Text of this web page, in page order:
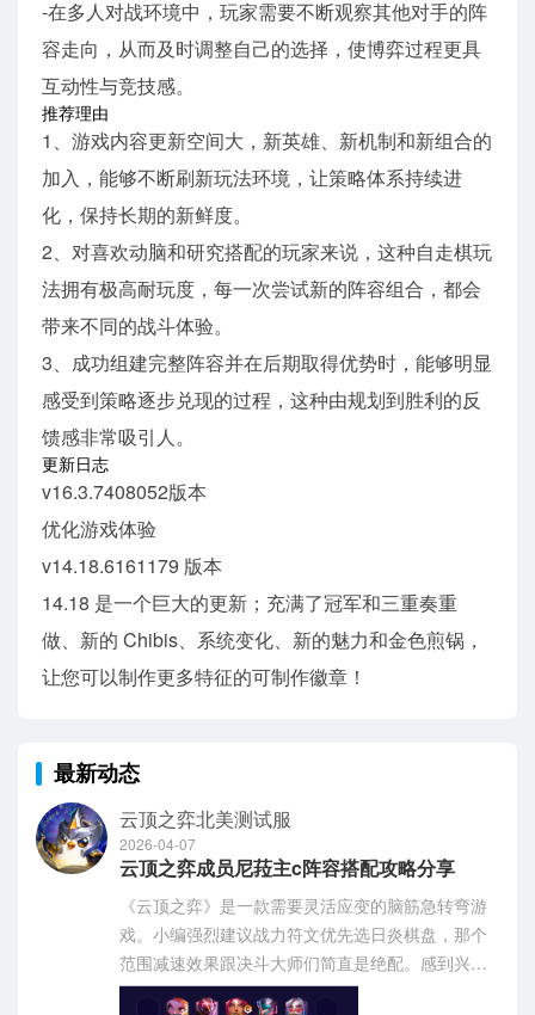
-在多人对战环境中，玩家需要不断观察其他对手的阵
容走向，从而及时调整自己的选择，使博弈过程更具
互动性与竞技感。
推荐理由
1、游戏内容更新空间大，新英雄、新机制和新组合的
加入，能够不断刷新玩法环境，让策略体系持续进
化，保持长期的新鲜度。
2、对喜欢动脑和研究搭配的玩家来说，这种自走棋玩
法拥有极高耐玩度，每一次尝试新的阵容组合，都会
带来不同的战斗体验。
3、成功组建完整阵容并在后期取得优势时，能够明显
感受到策略逐步兑现的过程，这种由规划到胜利的反
馈感非常吸引人。
更新日志
v16.3.7408052版本
优化游戏体验
v14.18.6161179 版本
14.18 是一个巨大的更新；充满了冠军和三重奏重
做、新的 Chibis、系统变化、新的魅力和金色煎锅，
让您可以制作更多特征的可制作徽章！
最新动态
云顶之弈北美测试服
2026-04-07
云顶之弈成员尼菈主c阵容搭配攻略分享
《云顶之弈》是一款需要灵活应变的脑筋急转弯游
戏。小编强烈建议战力符文优先选日炎棋盘，那个
范围减速效果跟决斗大师们简直是绝配。感到兴趣
的网友们与小编深入了解一下吧！